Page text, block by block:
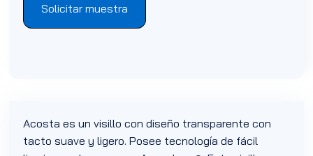
Solicitar muestra
Acosta es un visillo con diseño transparente con
tacto suave y ligero. Posee tecnología de fácil